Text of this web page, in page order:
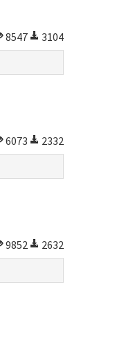
8547
3104
6073
2332
9852
2632